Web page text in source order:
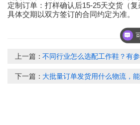
定制订单：打样确认后15-25天交货（复
具体交期以双方签订的合同约定为准。
上一篇：不同行业怎么选配工作鞋？有
下一篇： 大批量订单发货用什么物流，